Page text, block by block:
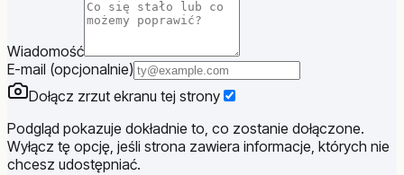
Wiadomość
E-mail (opcjonalnie)
Dołącz zrzut ekranu tej strony
Podgląd pokazuje dokładnie to, co zostanie dołączone.
Wyłącz tę opcję, jeśli strona zawiera informacje, których nie
chcesz udostępniać.